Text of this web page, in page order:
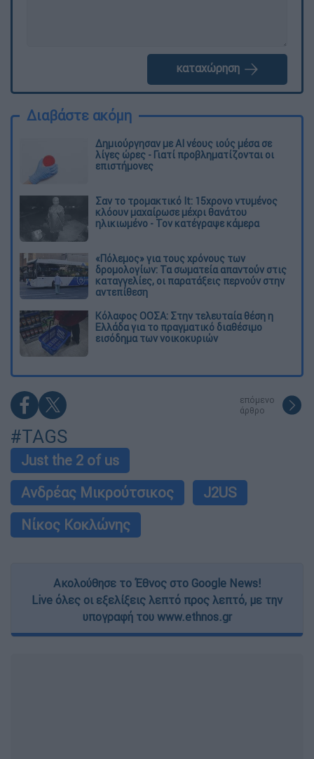
καταχώρηση
Διαβάστε ακόμη
Δημιούργησαν με AI νέους ιούς μέσα σε
λίγες ώρες - Γιατί προβληματίζονται οι
επιστήμονες
Σαν το τρομακτικό It: 15χρονο ντυμένος
κλόουν μαχαίρωσε μέχρι θανάτου
ηλικιωμένο - Τον κατέγραψε κάμερα
«Πόλεμος» για τους χρόνους των
δρομολογίων: Τα σωματεία απαντούν στις
καταγγελίες, οι παρατάξεις περνούν στην
αντεπίθεση
Κόλαφος ΟΟΣΑ: Στην τελευταία θέση η
Ελλάδα για το πραγματικό διαθέσιμο
εισόδημα των νοικοκυριών
επόμενο
άρθρο
#TAGS
Just the 2 of us
Ανδρέας Μικρούτσικος
J2US
Νίκος Κοκλώνης
Ακολούθησε το Έθνος στο Google News!
Live όλες οι εξελίξεις λεπτό προς λεπτό, με την
υπογραφή του www.ethnos.gr